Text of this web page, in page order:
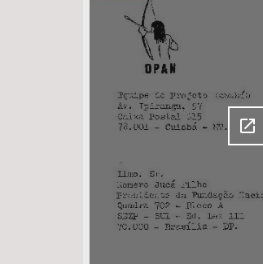
Área de Levantamento